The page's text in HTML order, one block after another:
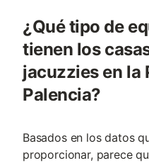
¿Qué tipo de
tienen los
jacuzzies en la
Palencia?
Basados en los datos
proporcionar, parece